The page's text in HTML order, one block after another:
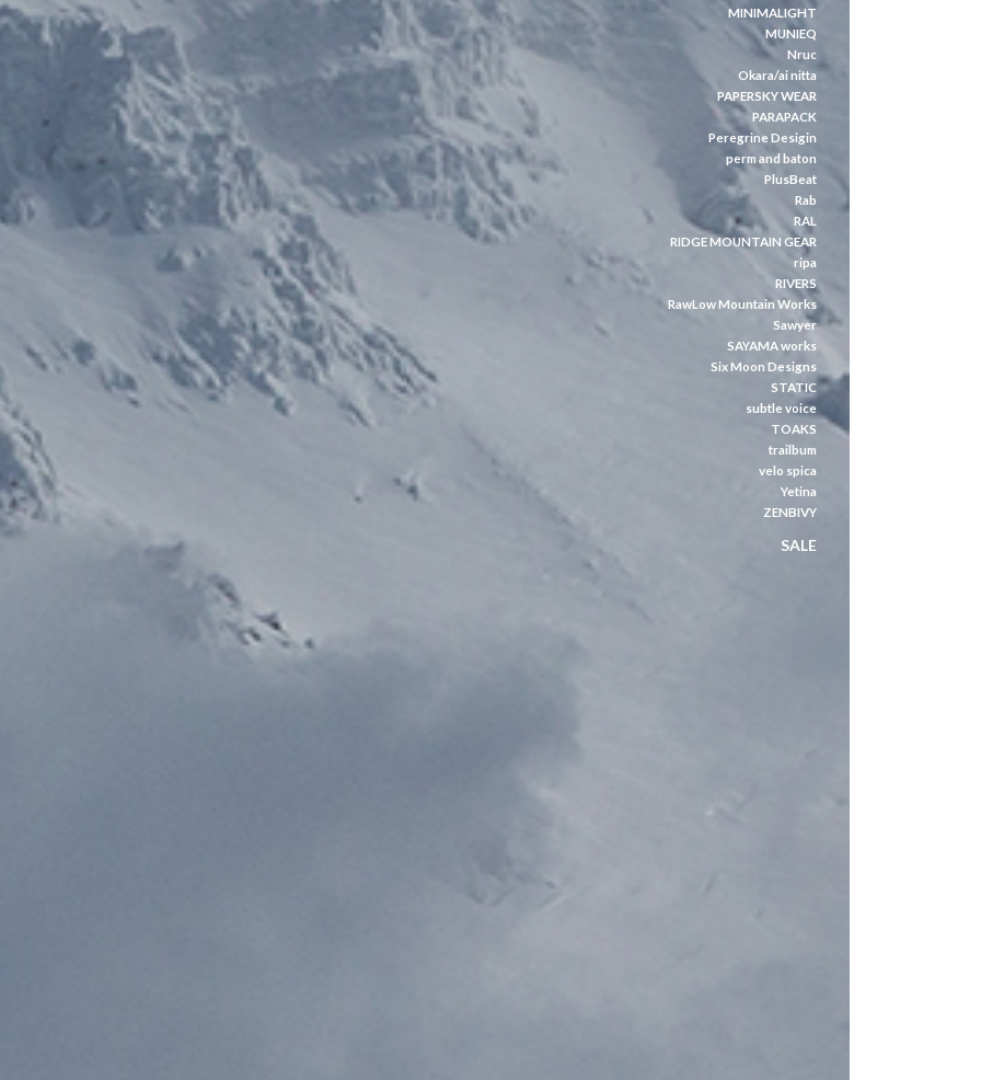
MINIMALIGHT
MUNIEQ
Nruc
Okara/ai nitta
PAPERSKY WEAR
PARAPACK
Peregrine Desigin
perm and baton
PlusBeat
Rab
RAL
RIDGE MOUNTAIN GEAR
ripa
RIVERS
RawLow Mountain Works
Sawyer
SAYAMA works
Six Moon Designs
STATIC
subtle voice
TOAKS
trailbum
velo spica
Yetina
ZENBIVY
SALE